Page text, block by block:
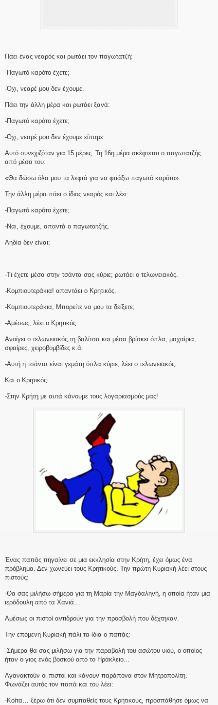
Πάει ένας νεαρός και ρωτάει τον παγωτατζή:
-Παγωτό καρότο έχετε;
-Όχι, νεαρέ μου δεν έχουμε.
Πάει την άλλη μέρα και ρωτάει ξανά:
-Παγωτό καρότο έχετε;
-Όχι, νεαρέ μου δεν έχουμε είπαμε.
Αυτό συνεχιζόταν για 15 μέρες. Τη 16η μέρα σκέφτεται ο παγωτατζής
από μέσα του:
«Θα δώσω όλα μου τα λεφτά για να φτιάξω παγωτό καρότο».
Την άλλη μέρα πάει ο ίδιος νεαρός και λέει:
-Παγωτό καρότο έχετε;
-Ναι, έχουμε, απαντά ο παγωτατζής.
Αηδία δεν είναι;
-Τι έχετε μέσα στην τσάντα σας κύριε; ρωτάει ο τελωνειακός.
-Κομπιουτεράκια! απαντάει ο Κρητικός.
-Κομπιουτεράκια; Μπορείτε να μου τα δείξετε;
-Αμέσως, λέει ο Κρητικός.
Ανοίγει ο τελωνειακός τη βαλίτσα και μέσα βρίσκει όπλα, μαχαίρια,
σφαίρες, χειροβομβίδες κ.ά.
-Αυτή η τσάντα είναι γεμάτη όπλα κύριε, λέει ο τελωνειακός.
Και ο Κρητικός:
-Στην Κρήτη με αυτά κάνουμε τους λογαριασμούς μας!
Ένας παπάς πηγαίνει σε μια εκκλησία στην Κρήτη, έχει όμως ένα
πρόβλημα. Δεν χωνεύει τους Κρητικούς. Την πρώτη Κυριακή λέει στους
πιστούς:
-Θα σας μιλήσω σήμερα για τη Μαρία την Μαγδαληνή, η οποία ήταν μια
ιερόδουλη από τα Χανιά…
Αμέσως οι πιστοί αντιδρούν για την προσβολή που δέχτηκαν.
Την επόμενη Κυριακή πάλι τα ίδια ο παπάς:
-Σήμερα θα σας μιλήσω για την παραβολή του ασώτου υιού, ο οποίος
ήταν ο γιος ενός βοσκού από το Ηράκλειο…
Αγανακτούν οι πιστοί και κάνουν παράπονα στον Μητροπολίτη.
Φωνάζει αυτός τον παπά και του λέει:
-Κοίτα… ξέρω ότι δεν συμπαθείς τους Κρητικούς, προσπάθησε όμως να